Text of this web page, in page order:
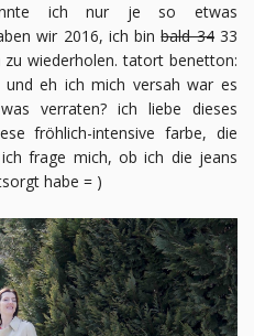
ich nur je so etwas
wir 2016, ich binbald 3433
wiederholen. tatort benetton:
und eh ich mich versah war es
verraten? ich liebe dieses
fröhlich-intensive farbe, die
frage mich, ob ich die jeans
habe = )